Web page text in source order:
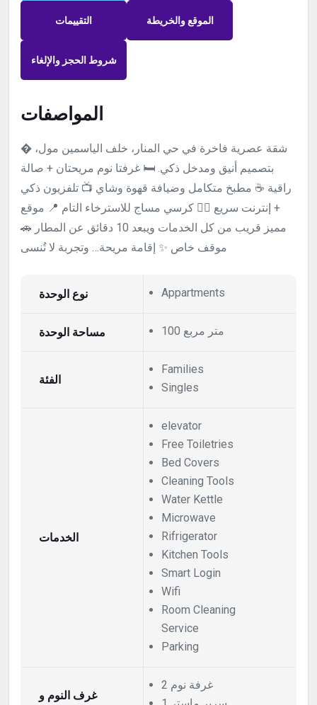
التقييمات الموقع والخريطة
شروط الحجز والإلغاء
المواصفات
� شقة عصرية فاخرة في حي المنار، خلف الياسمين مول،
بتصميم أنيق ومدخل ذكي. 🛏️ غرفتا نوم مريحتان + صالة
راقية ☕ مطبخ متكامل وضيافة قهوة وشاي 📺 تلفزيون ذكي
+ إنترنت سريع 💆‍♂️ كرسي مساج للاسترخاء التام 📍 موقع
مميز قريب من كل الخدمات ويبعد 10 دقائق عن المطار 🚗
موقف خاص ✨ إقامة مريحة… وتجربة لا تُنسى
نوع الوحدة Appartments
مساحة الوحدة 100 متر مربع
الفئة
Families
Singles
الخدمات
elevator
Free Toiletries
Bed Covers
Cleaning Tools
Water Kettle
Microwave
Rifrigerator
Kitchen Tools
Smart Login
Wifi
Room Cleaning
Service
Parking
غرف النوم و
2 غرفة نوم